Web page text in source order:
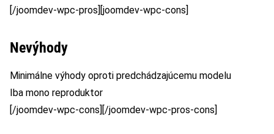
[/joomdev-wpc-pros][joomdev-wpc-cons]
Nevýhody
Minimálne výhody oproti predchádzajúcemu modelu
Iba mono reproduktor
[/joomdev-wpc-cons][/joomdev-wpc-pros-cons]